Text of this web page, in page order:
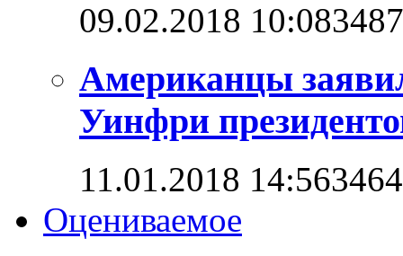
09.02.2018 10:083487
Американцы
Уинфри
11.01.2018 14:563464
Оцениваемое